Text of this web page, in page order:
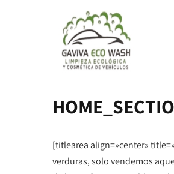
[titlearea align=»center»
verduras, solo vendemos